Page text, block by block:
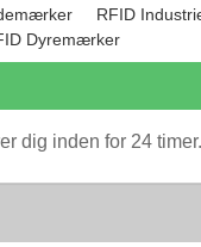
RFID
Dyremærker
dig inden for 24 timer.